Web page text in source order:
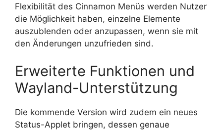
Flexibilität des Cinnamon Menüs werden Nutzer
die Möglichkeit haben, einzelne Elemente
auszublenden oder anzupassen, wenn sie mit
den Änderungen unzufrieden sind.
Erweiterte Funktionen und
Wayland-Unterstützung
Die kommende Version wird zudem ein neues
Status-Applet bringen, dessen genaue